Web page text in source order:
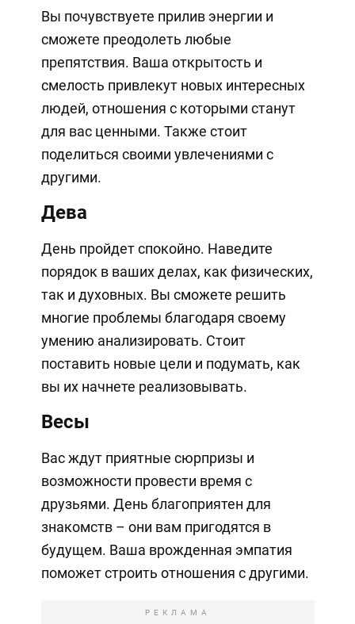
Вы почувствуете прилив энергии и
сможете преодолеть любые
препятствия. Ваша открытость и
смелость привлекут новых интересных
людей, отношения с которыми станут
для вас ценными. Также стоит
поделиться своими увлечениями с
другими.
Дева
День пройдет спокойно. Наведите
порядок в ваших делах, как физических,
так и духовных. Вы сможете решить
многие проблемы благодаря своему
умению анализировать. Стоит
поставить новые цели и подумать, как
вы их начнете реализовывать.
Весы
Вас ждут приятные сюрпризы и
возможности провести время с
друзьями. День благоприятен для
знакомств – они вам пригодятся в
будущем. Ваша врожденная эмпатия
поможет строить отношения с другими.
РЕКЛАМА